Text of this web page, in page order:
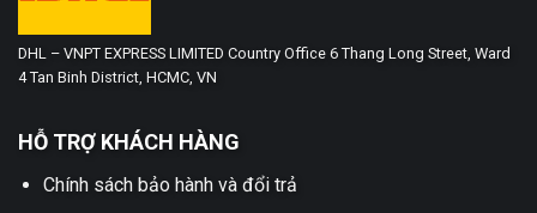
DHL – VNPT EXPRESS LIMITED Country Office 6 Thang Long Street, Ward
4 Tan Binh District, HCMC, VN
HỖ TRỢ KHÁCH HÀNG
Chính sách bảo hành và đổi trả